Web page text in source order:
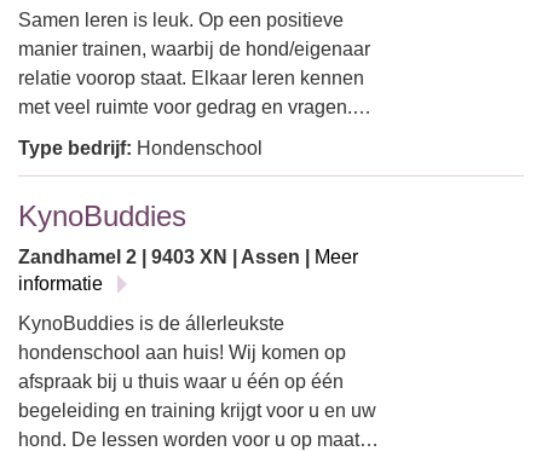
Samen leren is leuk. Op een positieve
manier trainen, waarbij de hond/eigenaar
relatie voorop staat. Elkaar leren kennen
met veel ruimte voor gedrag en vragen.…
Type bedrijf: Hondenschool
KynoBuddies
Zandhamel 2 | 9403 XN | Assen |
Meer
informatie
KynoBuddies is de állerleukste
hondenschool aan huis! Wij komen op
afspraak bij u thuis waar u één op één
begeleiding en training krijgt voor u en uw
hond. De lessen worden voor u op maat…